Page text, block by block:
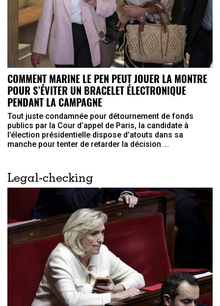
COMMENT MARINE LE PEN PEUT JOUER LA MONTRE
POUR S’ÉVITER UN BRACELET ÉLECTRONIQUE
PENDANT LA CAMPAGNE
Tout juste condamnée pour détournement de fonds
publics par la Cour d’appel de Paris, la candidate à
l’élection présidentielle dispose d’atouts dans sa
manche pour tenter de retarder la décision ...
Legal-checking